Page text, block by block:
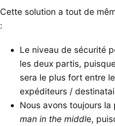
Cette solution a tout de
:
Le niveau de sécurité
les deux partis,
sera le plus fort entre
expéditeurs /
Nous avons toujours
man in the middle,